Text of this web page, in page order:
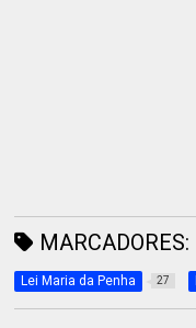
MARCADORES:
Lei Maria da Penha 27